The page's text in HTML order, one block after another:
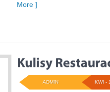
More ]
KWI -
ADMIN